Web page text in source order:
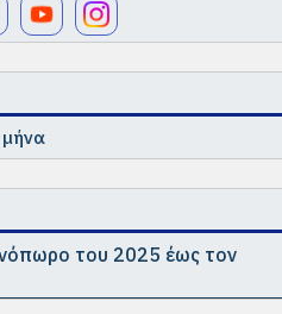
μήνα
του 2025 έως τον